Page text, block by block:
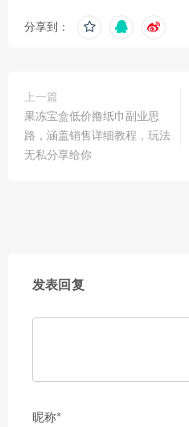
分享到：
上一篇
果冻宝盒低价撸纸巾副业思
路，涵盖销售详细教程，玩法
无私分享给你
发表回复
昵称*